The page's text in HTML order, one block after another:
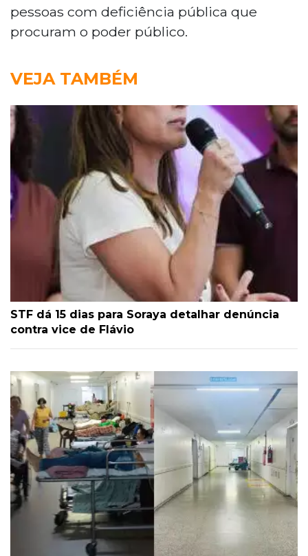
pessoas com deficiência pública que
procuram o poder público.
VEJA TAMBÉM
STF dá 15 dias para Soraya detalhar denúncia
contra vice de Flávio